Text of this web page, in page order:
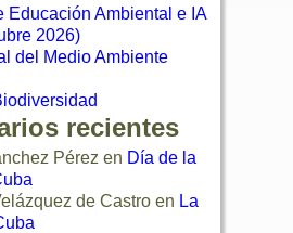
Educación Ambiental e IA
2026)
del Medio Ambiente
recientes
Pérez en Día de la
de Castro en La